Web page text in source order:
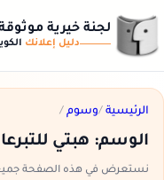
لجنة خيرية
دليل إعلانك
الرئيسية /وسوم /
الوسم: هبتي
نستعرض في هذه الصفحة جميع